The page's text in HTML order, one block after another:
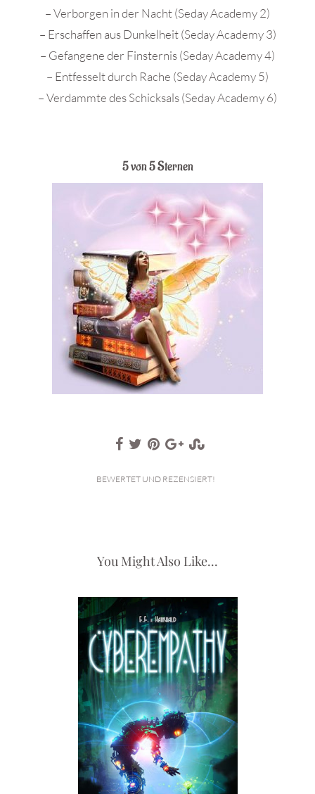
– Verborgen in der Nacht (Seday Academy 2)
– Erschaffen aus Dunkelheit (Seday Academy 3)
– Gefangene der Finsternis (Seday Academy 4)
– Entfesselt durch Rache (Seday Academy 5)
– Verdammte des Schicksals (Seday Academy 6)
5 von 5 Sternen
BEWERTET UND REZENSIERT!
You Might Also Like...